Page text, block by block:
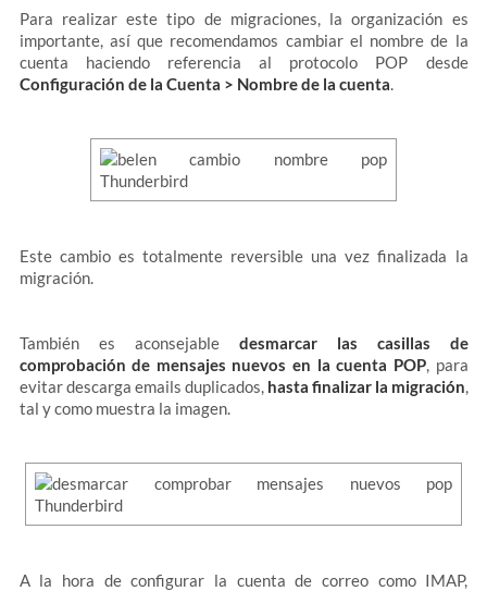
Para realizar este tipo de migraciones, la organización es
importante, así que recomendamos cambiar el nombre de la
cuenta haciendo referencia al protocolo POP desde
Configuración de la Cuenta > Nombre de la cuenta.
Este cambio es totalmente reversible una vez finalizada la
migración.
También es aconsejable desmarcar las casillas de
comprobación de mensajes nuevos en la cuenta POP, para
evitar descarga emails duplicados, hasta finalizar la migración,
tal y como muestra la imagen.
A la hora de configurar la cuenta de correo como IMAP,